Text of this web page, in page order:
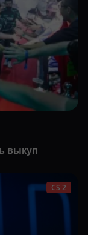
выкуп
CS 2